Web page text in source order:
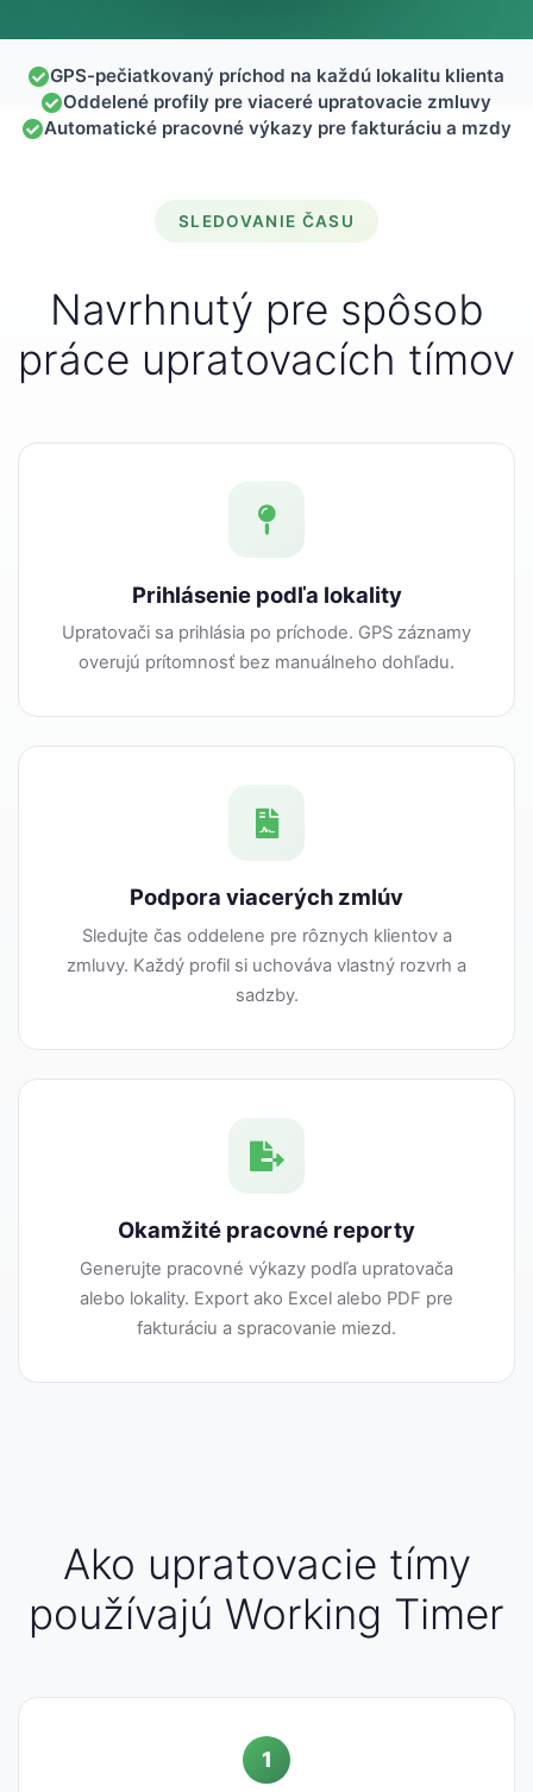
GPS-pečiatkovaný príchod na každú lokalitu klienta
Oddelené profily pre viaceré upratovacie zmluvy
Automatické pracovné výkazy pre fakturáciu a mzdy
SLEDOVANIE ČASU
Navrhnutý pre spôsob
práce upratovacích tímov
Prihlásenie podľa lokality
Upratovači sa prihlásia po príchode. GPS záznamy
overujú prítomnosť bez manuálneho dohľadu.
Podpora viacerých zmlúv
Sledujte čas oddelene pre rôznych klientov a
zmluvy. Každý profil si uchováva vlastný rozvrh a
sadzby.
Okamžité pracovné reporty
Generujte pracovné výkazy podľa upratovača
alebo lokality. Export ako Excel alebo PDF pre
fakturáciu a spracovanie miezd.
Ako upratovacie tímy
používajú Working Timer
1